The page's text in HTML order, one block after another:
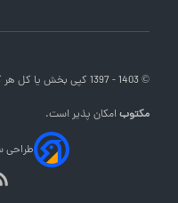
© 1403 - 1397 کپی بخش یا کل هر کدام از مطالب
مکتوبامکان پذیر است.
طراحی